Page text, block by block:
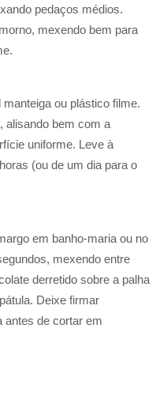
pedaços médios.
mexendo bem para
ou plástico filme.
alisando bem com a
uniforme. Leve à
(ou de um dia para o
em banho-maria ou no
mexendo entre
derretido sobre a palha
Deixe firmar
antes de cortar em